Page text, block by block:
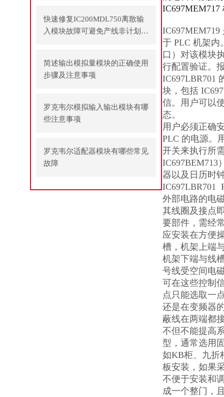
快速修复IC200MDL750离散输
入模块故障可避免产线非计划停
简述输出模拟量模块的正确使用
步骤及注意事项
罗克韦尔模拟输入输出模块有哪
些注意事项
罗克韦尔适配器模块有哪些常见
故障
于 PLC 机架内
口）对该模块
行配置验证。
IC697LBR701
块，包括
信。用户可以
态。
用户必须正确
PLC 的电源。
开关来执行所
IC697BEM713
器以及日历时
IC697LBR701
外部电路的电
其线圈及接点
要部件，需经
应安装在方便
槽，机架上端
机架下端与线
号线受空间电
可在这些控制
点只能选取一
还是在变频器
蔽线在两端都
不但不能提高
型，通常选用
如KB柜、九折
板安装，如果
不便于安装和
成一个整门，